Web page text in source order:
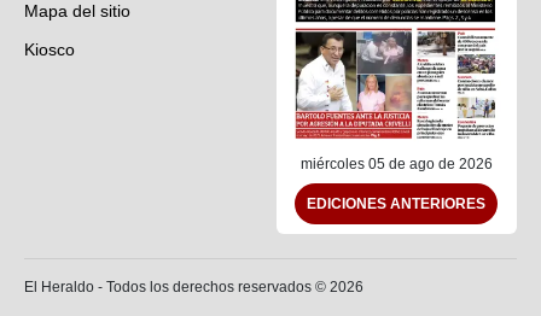
Mapa del sitio
Kiosco
miércoles 05 de ago de 2026
EDICIONES ANTERIORES
El Heraldo - Todos los derechos reservados © 2026